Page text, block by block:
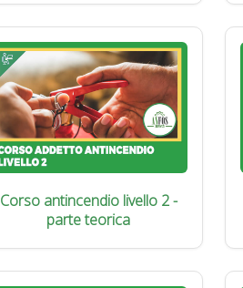
Corso antincendio livello 2 -
parte teorica